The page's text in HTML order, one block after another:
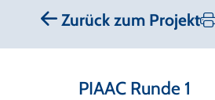
Zurück zum Projekt
PIAAC Runde 1